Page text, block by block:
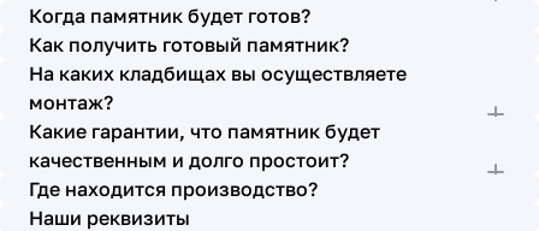
качественно. Я присутствовала при монтаже,
ребят это нисколько не смутило. Они, как и
Елена Николаевна, ответили на все мои вопросы,
которые возникли в процессе. Спасибо.
Выражаю благодарность от имени всей нашей
семьи за выполнение заказа в срок и
качественно. К руководству просьба по-
возможности премировать работников.
Когда памятник будет готов?
Как получить готовый памятник?
На каких кладбищах вы осуществляете
монтаж?
Какие гарантии, что памятник будет
качественным и долго простоит?
Где находится производство?
Наши реквизиты